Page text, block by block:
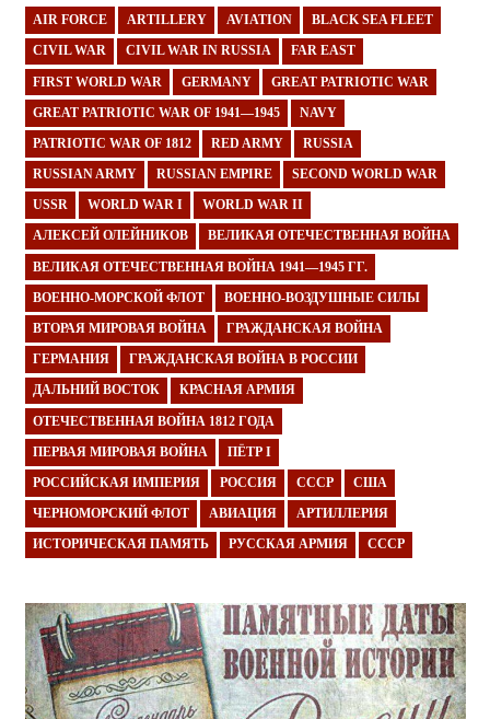
AIR FORCE ARTILLERY AVIATION BLACK SEA FLEET
CIVIL WAR CIVIL WAR IN RUSSIA FAR EAST
FIRST WORLD WAR GERMANY GREAT PATRIOTIC WAR
GREAT PATRIOTIC WAR OF 1941—1945 NAVY
PATRIOTIC WAR OF 1812 RED ARMY RUSSIA
RUSSIAN ARMY RUSSIAN EMPIRE SECOND WORLD WAR
USSR WORLD WAR I WORLD WAR II
АЛЕКСЕЙ ОЛЕЙНИКОВ ВЕЛИКАЯ ОТЕЧЕСТВЕННАЯ ВОЙНА
ВЕЛИКАЯ ОТЕЧЕСТВЕННАЯ ВОЙНА 1941—1945 ГГ.
ВОЕННО-МОРСКОЙ ФЛОТ ВОЕННО-ВОЗДУШНЫЕ СИЛЫ
ВТОРАЯ МИРОВАЯ ВОЙНА ГРАЖДАНСКАЯ ВОЙНА
ГЕРМАНИЯ ГРАЖДАНСКАЯ ВОЙНА В РОССИИ
ДАЛЬНИЙ ВОСТОК КРАСНАЯ АРМИЯ
ОТЕЧЕСТВЕННАЯ ВОЙНА 1812 ГОДА
ПЕРВАЯ МИРОВАЯ ВОЙНА ПЁТР I
РОССИЙСКАЯ ИМПЕРИЯ РОССИЯ СССР США
ЧЕРНОМОРСКИЙ ФЛОТ АВИАЦИЯ АРТИЛЛЕРИЯ
ИСТОРИЧЕСКАЯ ПАМЯТЬ РУССКАЯ АРМИЯ СССР